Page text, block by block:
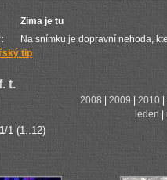
Zima je tu
Na snímku je dopravní nehoda,
tip
t.
2008 2009 2010|
leden
1/1 (1..12)